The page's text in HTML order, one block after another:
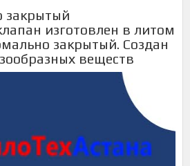
закрытый
изготовлен в литом
закрытый. Создан
веществ